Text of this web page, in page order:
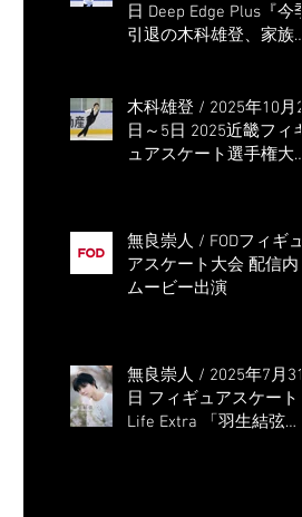
日 Deep Edge Plus『今季
引退の木科雄登、家族や
全日本、絶対見に来
て」』
木科雄登 / 2025年10月2
日～5日 2025近畿フィギ
ュアスケート選手権大会
無良崇人 / FODフィギュ
アスケート大会 配信内
ムービー出演
無良崇人 / 2025年7月31
日 フィギュアスケート
Life Extra 「羽生結弦